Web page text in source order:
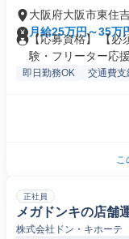
大阪府大阪市東住
月給25万円～35万
【応募資格】 【必
験・フリーター応
即日勤務OK 交通費支
こ
正社員
メガドンキの店舗
株式会社ドン・キホーテ